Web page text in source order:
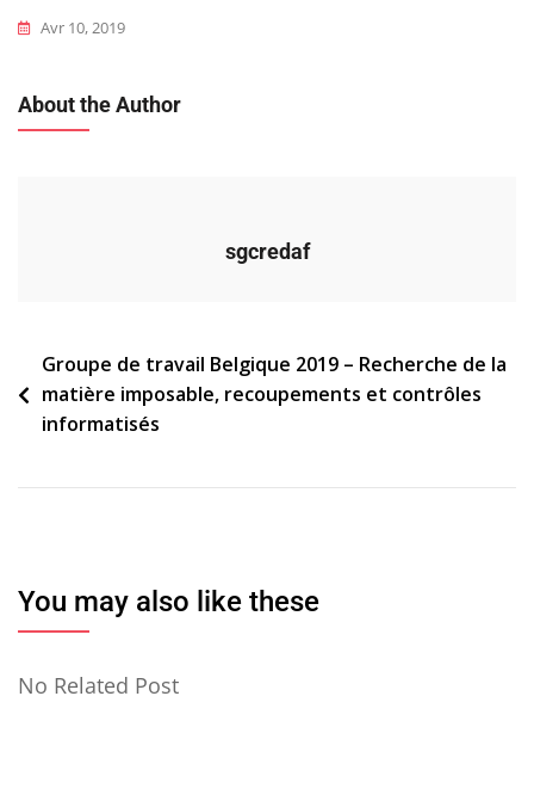
Avr 10, 2019
About the Author
sgcredaf
Navigation
de
l’article
Groupe de travail Belgique 2019 – Recherche de la
matière imposable, recoupements et contrôles
informatisés
You may also like these
No Related Post